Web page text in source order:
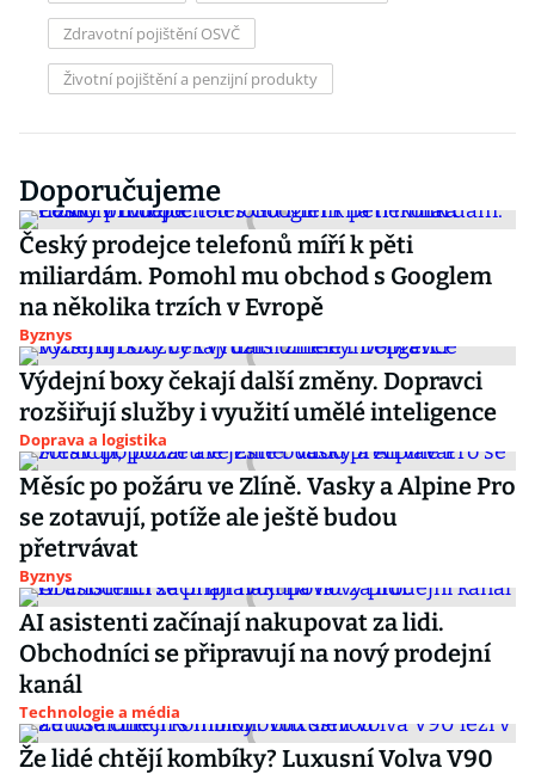
Zdravotní pojištění OSVČ
Životní pojištění a penzijní produkty
Doporučujeme
Český prodejce telefonů míří k pěti
miliardám. Pomohl mu obchod s Googlem
na několika trzích v Evropě
Byznys
Výdejní boxy čekají další změny. Dopravci
rozšiřují služby i využití umělé inteligence
Doprava a logistika
Měsíc po požáru ve Zlíně. Vasky a Alpine Pro
se zotavují, potíže ale ještě budou
přetrvávat
Byznys
AI asistenti začínají nakupovat za lidi.
Obchodníci se připravují na nový prodejní
kanál
Technologie a média
Že lidé chtějí kombíky? Luxusní Volva V90